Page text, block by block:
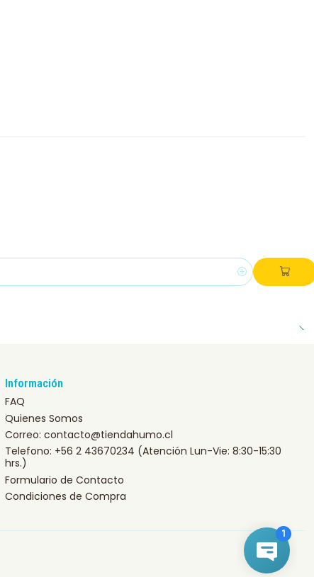
Información
FAQ
Quienes Somos
Correo: contacto@tiendahumo.cl
Telefono: +56 2 43670234 (Atención Lun-Vie: 8:30-15:30
hrs.)
Formulario de Contacto
Condiciones de Compra